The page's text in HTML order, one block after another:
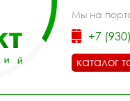
Мы на
+7
каталог